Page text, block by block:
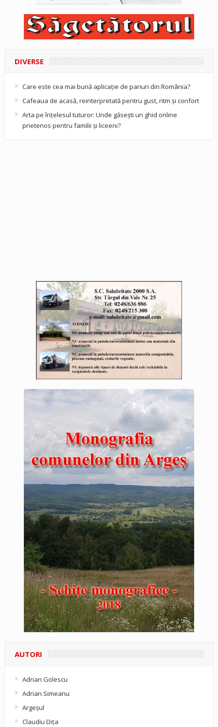
DIVERSE
Care este cea mai bună aplicație de pariuri din România?
Cafeaua de acasă, reinterpretată pentru gust, ritm și confort
Arta pe înțelesul tuturor: Unde găsești un ghid online
prietenos pentru familii și liceeni?
AUTORI
Adrian Golescu
Adrian Simeanu
Argeşul
Claudiu Diţa